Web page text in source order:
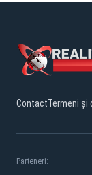
ContactTermeni și
Parteneri: